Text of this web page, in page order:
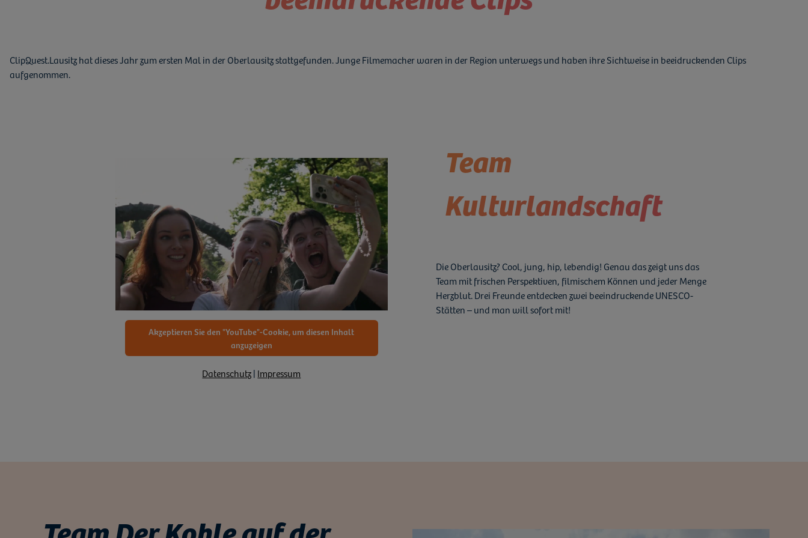
ClipQuest.Lausitz hat dieses Jahr zum ersten Mal in der Oberlausitz stattgefunden. Junge Filmemacher waren in der Region unterwegs und haben ihre Sichtweise in beeidruckenden Clips
aufgenommen.
Akzeptieren Sie den "YouTube"-Cookie, um diesen Inhalt
anzuzeigen
Datenschutz| Impressum
Team
Kulturlandschaft
Die Oberlausitz? Cool, jung, hip, lebendig! Genau das zeigt uns das
Team mit frischen Perspektiven, filmischem Können und jeder Menge
Herzblut. Drei Freunde entdecken zwei beeindruckende UNESCO-
Stätten – und man will sofort mit!